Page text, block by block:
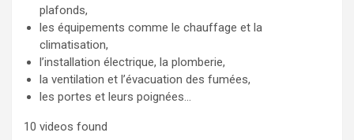
plafonds,
les équipements comme le chauffage et la
climatisation,
l’installation électrique, la plomberie,
la ventilation et l’évacuation des fumées,
les portes et leurs poignées...
10 videos found